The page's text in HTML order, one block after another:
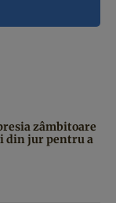
zâmbitoare
din jur pentru a